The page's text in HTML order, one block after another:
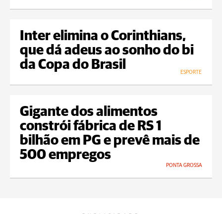
Inter elimina o Corinthians,
que dá adeus ao sonho do bi
da Copa do Brasil
ESPORTE
Gigante dos alimentos
constrói fábrica de RS 1
bilhão em PG e prevê mais de
500 empregos
PONTA GROSSA